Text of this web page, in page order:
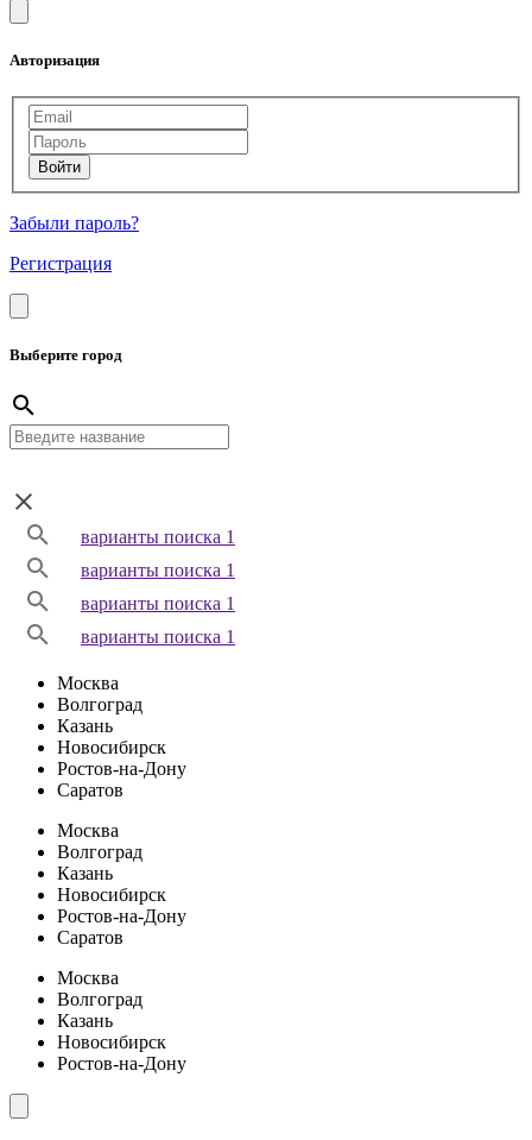
Авторизация
Забыли пароль?
Регистрация
Выберите город
варианты поиска 1
варианты поиска 1
варианты поиска 1
варианты поиска 1
Москва
Волгоград
Казань
Новосибирск
Ростов-на-Дону
Саратов
Москва
Волгоград
Казань
Новосибирск
Ростов-на-Дону
Саратов
Москва
Волгоград
Казань
Новосибирск
Ростов-на-Дону